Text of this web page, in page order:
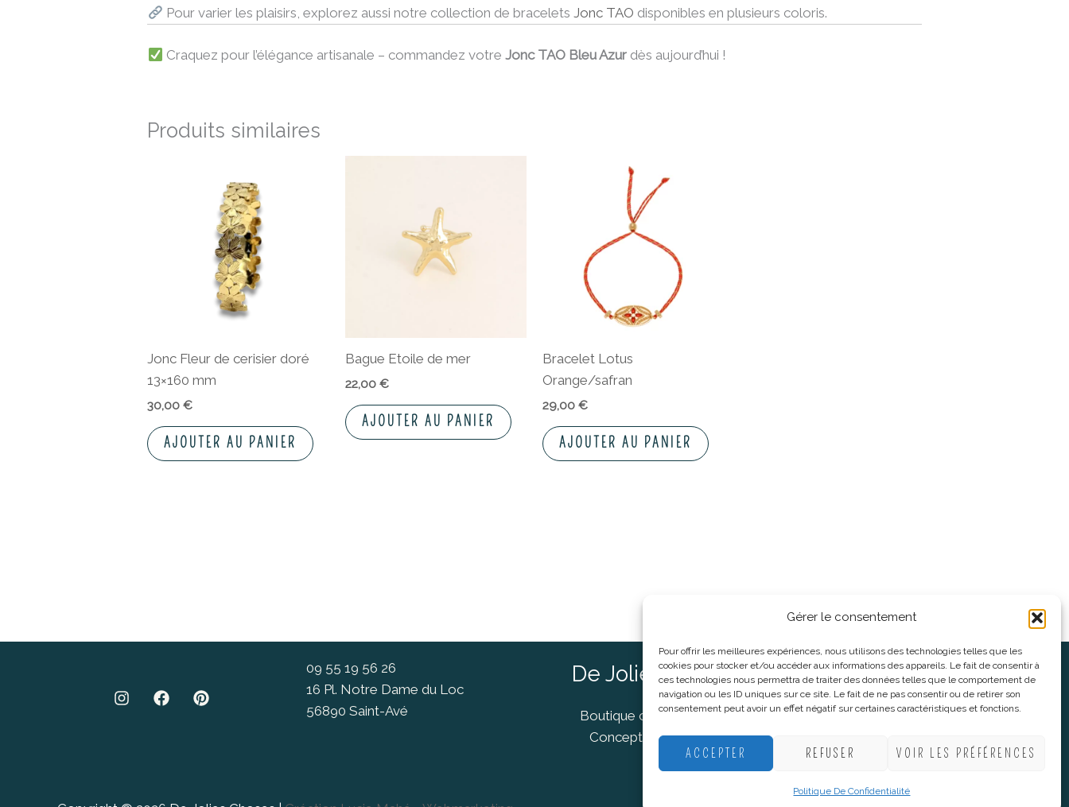
Gérer le consentement
Pour offrir les meilleures expériences, nous utilisons des technologies telles que les
cookies pour stocker et/ou accéder aux informations des appareils. Le fait de consentir à
ces technologies nous permettra de traiter des données telles que le comportement de
navigation ou les ID uniques sur ce site. Le fait de ne pas consentir ou de retirer son
consentement peut avoir un effet négatif sur certaines caractéristiques et fonctions.
ACCEPTER REFUSER VOIR LES PRÉFÉRENCES
Politique De Confidentialité
Pour varier les plaisirs, explorez aussi notre collection de bracelets Jonc TAO disponibles en plusieurs coloris.
Craquez pour l’élégance artisanale – commandez votre Jonc TAO Bleu Azurdès aujourd’hui !
Produits similaires
Jonc Fleur de cerisier doré
13×160 mm
30,00€
AJOUTER AU PANIER
Bague Etoile de mer
22,00 €
AJOUTER AU PANIER
Bracelet Lotus
Orange/safran
29,00 €
AJOUTER AU PANIER
09 55 19 56 26
16 Pl. Notre Dame du Loc
56890 Saint-Avé
De Jolies Choses
Boutique cadeaux Vannes
Concept Store Vannes
Informations légales
CGV
Politique De Confidentialité